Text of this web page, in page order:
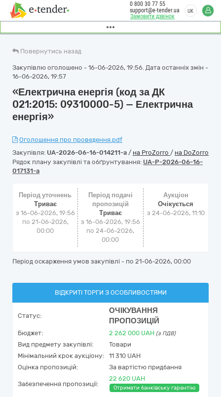
Замовити дзвінок
0 800 30 77 55
support@e-tender.ua
UK
Повернутись назад
Закупівлю оголошено - 16-06-2026, 19:56. Дата останніх змін -
16-06-2026, 19:57
«Електрична енергія (код за ДК
021:2015: 09310000-5) — Електрична
енергія»
Оголошення про проведення.pdf
Закупівля: UA-2026-06-16-014211-a / на ProZorro / на DoZorro
Рядок плану закупівлі та обґрунтування: UA-P-2026-06-16-
017131-a
Період уточнень
Триває
з 16-06-2026, 19:56
по 21-06-2026,
00:00
Період подачі
пропозицій
Триває
з 16-06-2026, 19:56
по 24-06-2026,
00:00
Аукціон
Очікується
з 24-06-2026, 11:10
Період оскарження умов закупівлі - по 21-06-2026, 00:00
ВІДКРИТІ ТОРГИ З ОСОБЛИВОСТЯМИ
Статус:
ОЧІКУВАННЯ
ПРОПОЗИЦІЙ
Бюджет: 2 262 000 UAH (з ПДВ)
Вид предмету закупівлі:
Товари
Мінімальний крок аукціону:
11 310 UAH
Оцінка пропозицій:
За вартістю придбання
Забезпечення пропозиції:
22 620 UAH
Отримати банківську гарантію